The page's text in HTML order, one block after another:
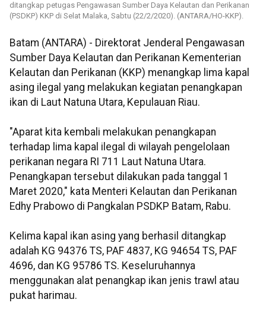
ditangkap petugas Pengawasan Sumber Daya Kelautan dan Perikanan
(PSDKP) KKP di Selat Malaka, Sabtu (22/2/2020). (ANTARA/HO-KKP).
Batam (ANTARA) - Direktorat Jenderal Pengawasan
Sumber Daya Kelautan dan Perikanan Kementerian
Kelautan dan Perikanan (KKP) menangkap lima kapal
asing ilegal yang melakukan kegiatan penangkapan
ikan di Laut Natuna Utara, Kepulauan Riau.
"Aparat kita kembali melakukan penangkapan
terhadap lima kapal ilegal di wilayah pengelolaan
perikanan negara RI 711 Laut Natuna Utara.
Penangkapan tersebut dilakukan pada tanggal 1
Maret 2020," kata Menteri Kelautan dan Perikanan
Edhy Prabowo di Pangkalan PSDKP Batam, Rabu.
Kelima kapal ikan asing yang berhasil ditangkap
adalah KG 94376 TS, PAF 4837, KG 94654 TS, PAF
4696, dan KG 95786 TS. Keseluruhannya
menggunakan alat penangkap ikan jenis trawl atau
pukat harimau.